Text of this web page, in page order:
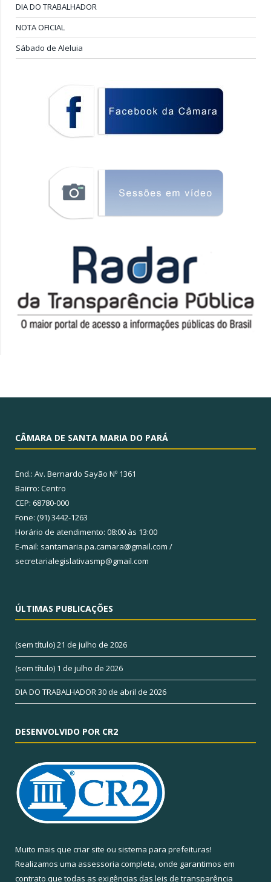
DIA DO TRABALHADOR
NOTA OFICIAL
Sábado de Aleluia
CÂMARA DE SANTA MARIA DO PARÁ
End.: Av. Bernardo Sayão Nº 1361
Bairro: Centro
CEP: 68780-000
Fone: (91) 3442-1263
Horário de atendimento: 08:00 às 13:00
E-mail: santamaria.pa.camara@gmail.com /
secretarialegislativasmp@gmail.com
ÚLTIMAS PUBLICAÇÕES
(sem título)21 de julho de 2026
(sem título) 1 de julho de 2026
DIA DO TRABALHADOR30 de abril de 2026
DESENVOLVIDO POR CR2
Muito mais que criar site ou sistema para prefeituras!
Realizamos uma assessoria completa, onde garantimos em
contrato que todas as exigências das leis de transparência